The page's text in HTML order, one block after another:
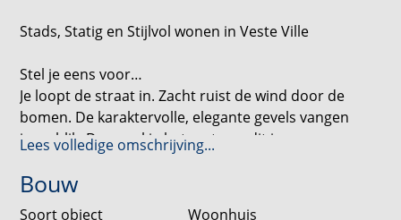
Stads, Statig en Stijlvol wonen in Veste Ville
Stel je eens voor…
Je loopt de straat in. Zacht ruist de wind door de
bomen. De karaktervolle, elegante gevels vangen
jouw blik. Dan voel je het meteen: dit is geen gewone
buurt. Dit is Veste Ville.
Lees volledige omschrijving...
Bouw
Soort object
Woonhuis